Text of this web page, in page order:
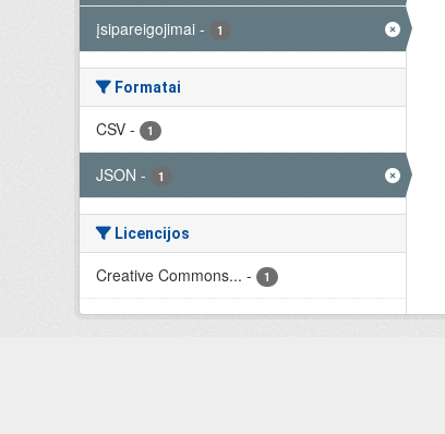
įsipareigojimai - 1
Formatai
CSV - 1
JSON - 1
Licencijos
Creative Commons... - 1